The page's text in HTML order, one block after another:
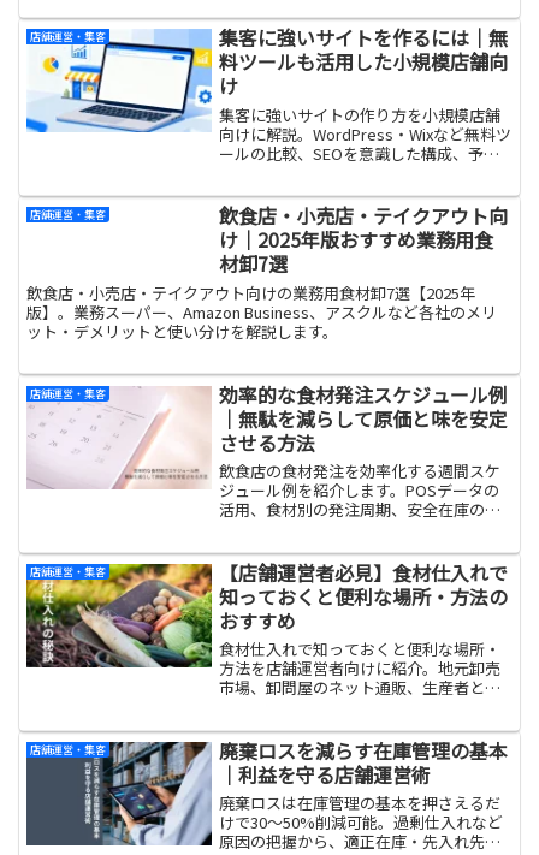
選。閉店作業を効率化し、スタッフの負
担とミスを減らす改善策がわかります。
店舗運営・集客
集客に強いサイトを作るには｜無
料ツールも活用した小規模店舗向
け
集客に強いサイトの作り方を小規模店舗
向けに解説。WordPress・Wixなど無料ツ
ールの比較、SEOを意識した構成、予
を紹介します。
店舗運営・集客
飲食店・小売店・テイクアウト向
け｜2025年版おすすめ業務用食
材卸7選
飲食店・小売店・テイクアウト向けの業務用食材卸7選【2025年
版】。業務スーパー、Amazon Business、アスクルなど各社のメリ
ット・デメリットと使い分けを解説します。
店舗運営・集客
効率的な食材発注スケジュール例
｜無駄を減らして原価と味を安定
させる方法
飲食店の食材発注を効率化する週間スケ
ジュール例を紹介します。POSデータの
活用、食材別の発注周期、安全在庫の設
品による機会損失を同時に減らし、原価
と味を安定させる仕組みづくりがわかり
ます。
店舗運営・集客
【店舗運営者必見】食材仕入れで
知っておくと便利な場所・方法の
おすすめ
食材仕入れで知っておくと便利な場所・
方法を店舗運営者向けに紹介。地元卸売
市場、卸問屋のネット通販、生産者との
ースのおすすめをまとめました。
店舗運営・集客
廃棄ロスを減らす在庫管理の基本
｜利益を守る店舗運営術
廃棄ロスは在庫管理の基本を押さえるだ
けで30〜50%削減可能。過剰仕入れなど
原因の把握から、適正在庫・先入れ先出